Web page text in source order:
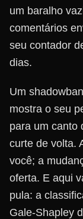
um baralho
comentários
seu contador
dias.
Um
mostra o seu
para um canto
curte de volta.
você; a
oferta. E aqui
pula: a
Gale-Shapley